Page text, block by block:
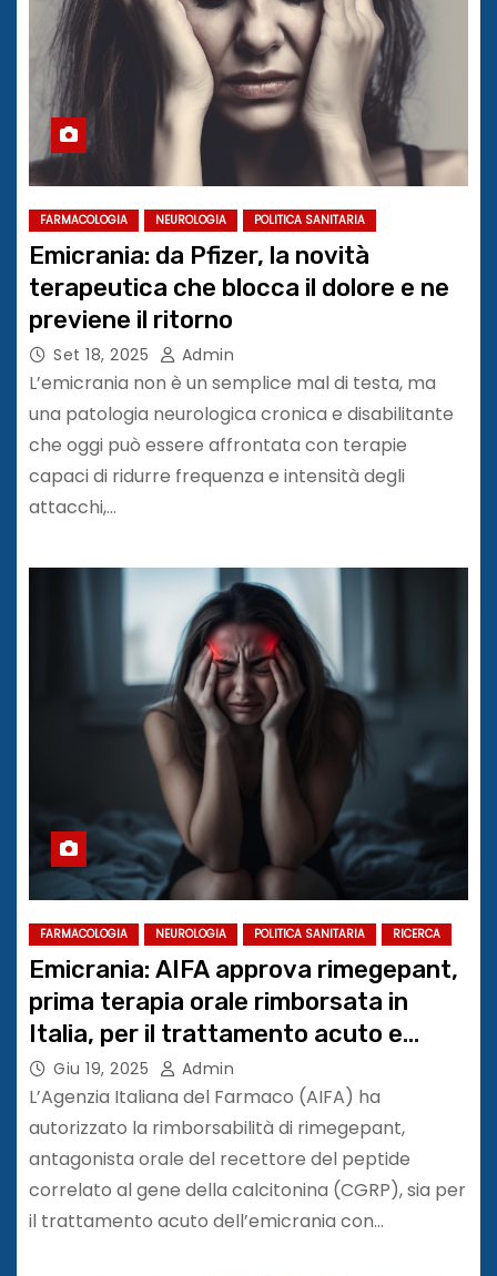
FARMACOLOGIA NEUROLOGIA POLITICA SANITARIA
Emicrania: da Pfizer, la novità
terapeutica che blocca il dolore e ne
previene il ritorno
Set 18, 2025 Admin
L’emicrania non è un semplice mal di testa, ma
una patologia neurologica cronica e disabilitante
che oggi può essere affrontata con terapie
capaci di ridurre frequenza e intensità degli
attacchi,…
FARMACOLOGIA NEUROLOGIA POLITICA SANITARIA RICERCA
Emicrania: AIFA approva rimegepant,
prima terapia orale rimborsata in
Italia, per il trattamento acuto e
profilassi
Giu 19, 2025 Admin
L’Agenzia Italiana del Farmaco (AIFA) ha
autorizzato la rimborsabilità di rimegepant,
antagonista orale del recettore del peptide
correlato al gene della calcitonina (CGRP), sia per
il trattamento acuto dell’emicrania con…